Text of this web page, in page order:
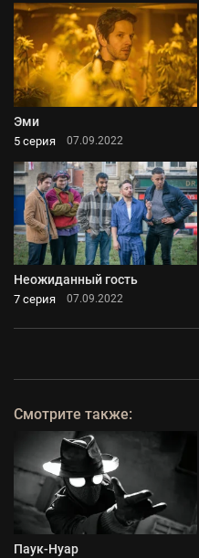
Эми
5 серия 07.09.2022
Неожиданный гость
7 серия 07.09.2022
Смотрите также:
Паук-Нуар